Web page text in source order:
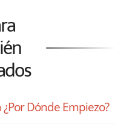
Dónde Empiezo?